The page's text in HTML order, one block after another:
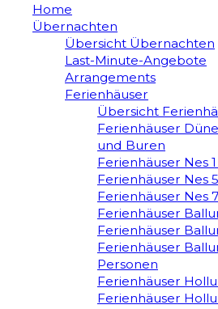
Home
Übernachten
Übersicht Übernachten
Last-Minute-Angebote
Arrangements
Ferienhäuser
Übersicht
Ferienhäuser
und Buren
Ferienhäuser Nes
Ferienhäuser Nes
Ferienhäuser Nes
Ferienhäuser
Ferienhäuser
Ferienhäuser
Personen
Ferienhäuser
Ferienhäuser